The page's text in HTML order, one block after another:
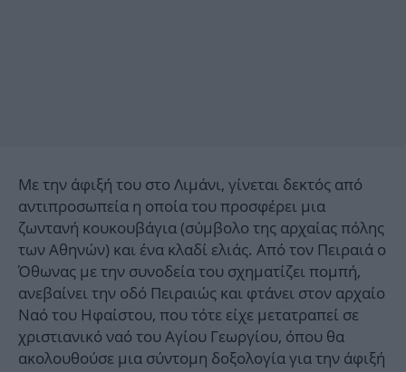
Με την άφιξή του στο Λιμάνι, γίνεται δεκτός από
αντιπροσωπεία η οποία του προσφέρει μια
ζωντανή κουκουβάγια (σύμβολο της αρχαίας πόλης
των Αθηνών) και ένα κλαδί ελιάς. Από τον Πειραιά ο
Όθωνας με την συνοδεία του σχηματίζει πομπή,
ανεβαίνει την οδό Πειραιώς και φτάνει στον αρχαίο
Ναό του Ηφαίστου, που τότε είχε μετατραπεί σε
χριστιανικό ναό του Αγίου Γεωργίου, όπου θα
ακολουθούσε μια σύντομη δοξολογία για την άφιξή